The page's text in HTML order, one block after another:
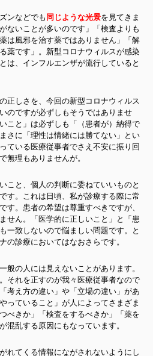
ンなどでも 同じような光景を見てきま
ないことが多いのです」「検査よりも
は風邪を治す薬ではありません」「解
薬です」。新型コロナウィルスが感染
は、インフルエンザが流行していると
正しさを、今回の新型コロナウィルス
のですが必ずしもそうではありませ
こと」は必ずしも「（患者が）納得で
さに「理性は情緒には勝てない」とい
ている医療従事者でさえ不安に振り回
無理もありませんが。
こと、個人の判断に委ねていいものと
す。これは日頃、私が診療する際に常
す。患者の希望は尊重すべきですが、
せん。「医学的に正しいこと」と「患
一致しないので悩ましい問題です。と
の診療においてはなおさらです。
般の人には見えないことがあります。
それを正すのが我々医療従事者なので
考え方の違い」や「立場の違い」があ
っていること」が人によってさまざま
べきか」「検査をするべきか」「薬を
混乱する原因にもなっています。
れてくる情報にながされないようにし